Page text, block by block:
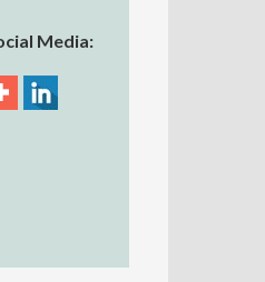
Media: